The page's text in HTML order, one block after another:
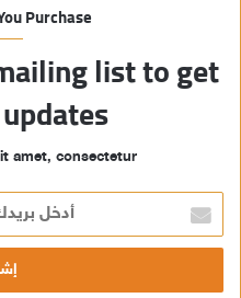
Purchase
list to get
amet, consectetur.
خ
ل
ر